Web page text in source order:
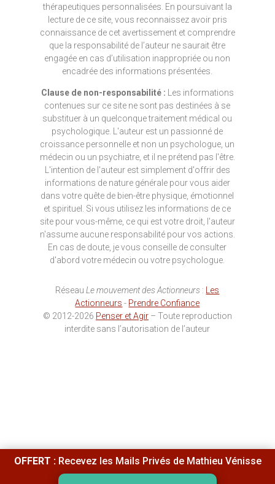
thérapeutiques personnalisées. En poursuivant la
lecture de ce site, vous reconnaissez avoir pris
connaissance de cet avertissement et comprendre
que la responsabilité de l’auteur ne saurait être
engagée en cas d’utilisation inappropriée ou non
encadrée des informations présentées.
Clause de non-responsabilité : Les informations
contenues sur ce site ne sont pas destinées à se
substituer à un quelconque traitement médical ou
psychologique. L'auteur est un passionné de
croissance personnelle et non un psychologue, un
médecin ou un psychiatre, et il ne prétend pas l'être.
L'intention de l'auteur est simplement d'offrir des
informations de nature générale pour vous aider
dans votre quête de bien-être physique, émotionnel
et spirituel. Si vous utilisez les informations de ce
site pour vous-même, ce qui est votre droit, l'auteur
n'assume aucune responsabilité pour vos actions.
En cas de doute, je vous conseille de consulter
d'abord votre médecin ou votre psychologue.
RéseauLe mouvement des Actionneurs :
Les
Actionneurs - Prendre Confiance
© 2012-2026 Penser et Agir– Toute reproduction
interdite sans l’autorisation de l’auteur
OFFERT :Recevez les Mails Privés de Mathieu Vénisse